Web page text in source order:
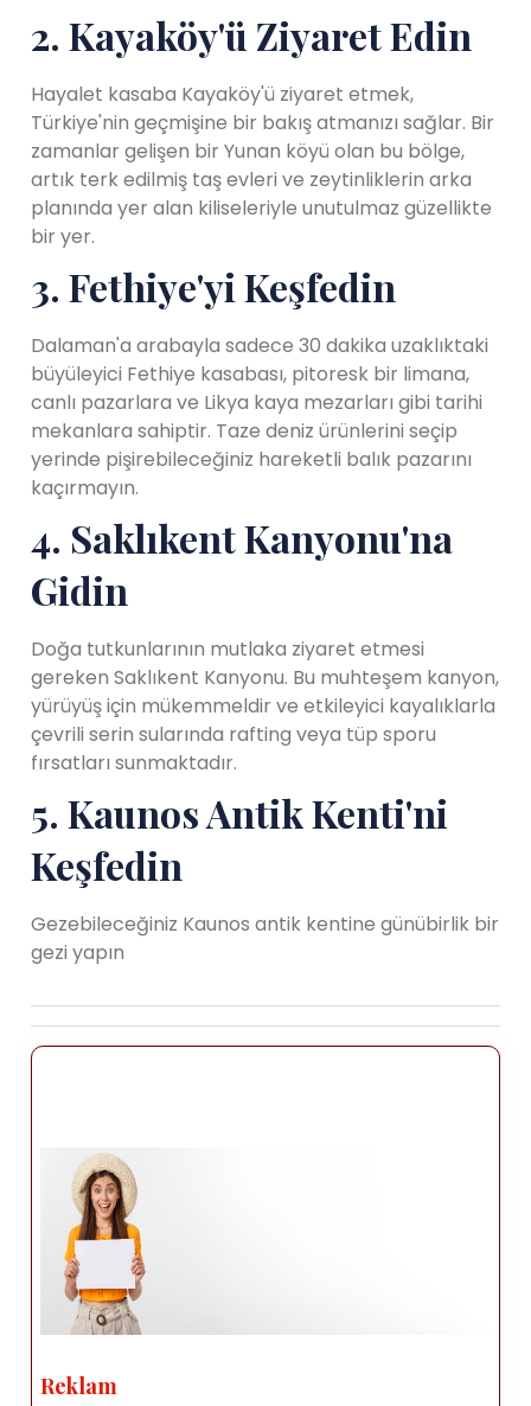
2. Kayaköy'ü Ziyaret Edin
Hayalet kasaba Kayaköy'ü ziyaret etmek,
Türkiye'nin geçmişine bir bakış atmanızı sağlar. Bir
zamanlar gelişen bir Yunan köyü olan bu bölge,
artık terk edilmiş taş evleri ve zeytinliklerin arka
planında yer alan kiliseleriyle unutulmaz güzellikte
bir yer.
3. Fethiye'yi Keşfedin
Dalaman'a arabayla sadece 30 dakika uzaklıktaki
büyüleyici Fethiye kasabası, pitoresk bir limana,
canlı pazarlara ve Likya kaya mezarları gibi tarihi
mekanlara sahiptir. Taze deniz ürünlerini seçip
yerinde pişirebileceğiniz hareketli balık pazarını
kaçırmayın.
4. Saklıkent Kanyonu'na
Gidin
Doğa tutkunlarının mutlaka ziyaret etmesi
gereken Saklıkent Kanyonu. Bu muhteşem kanyon,
yürüyüş için mükemmeldir ve etkileyici kayalıklarla
çevrili serin sularında rafting veya tüp sporu
fırsatları sunmaktadır.
5. Kaunos Antik Kenti'ni
Keşfedin
Gezebileceğiniz Kaunos antik kentine günübirlik bir
gezi yapın
Reklam